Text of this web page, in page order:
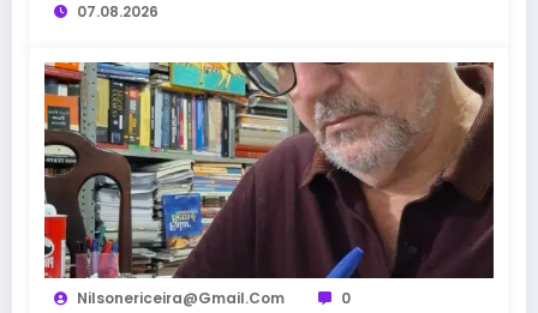
07.08.2026
Nilsonericeira@gmail.com 0